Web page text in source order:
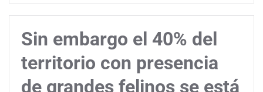
Sin embargo el 40% del
territorio con presencia
de grandes felinos se está